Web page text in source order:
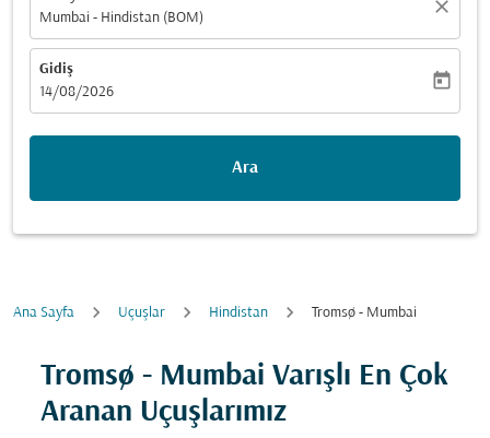
Mumbai - Hindistan (BOM)
close
Gidiş
fc-booking-departure-date-aria-label
14/08/2026
today
Ara
Ana Sayfa Uçuşlar Hindistan Tromsø - Mumbai
Tromsø - Mumbai Varışlı En Çok
Aranan Uçuşlarımız
Fırsatları bulmak için rotanızı güncellemeyi deneyin